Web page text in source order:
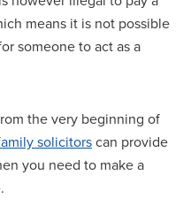
means it is not possible
someone to act as a
the very beginning of
solicitorscan provide
you need to make a